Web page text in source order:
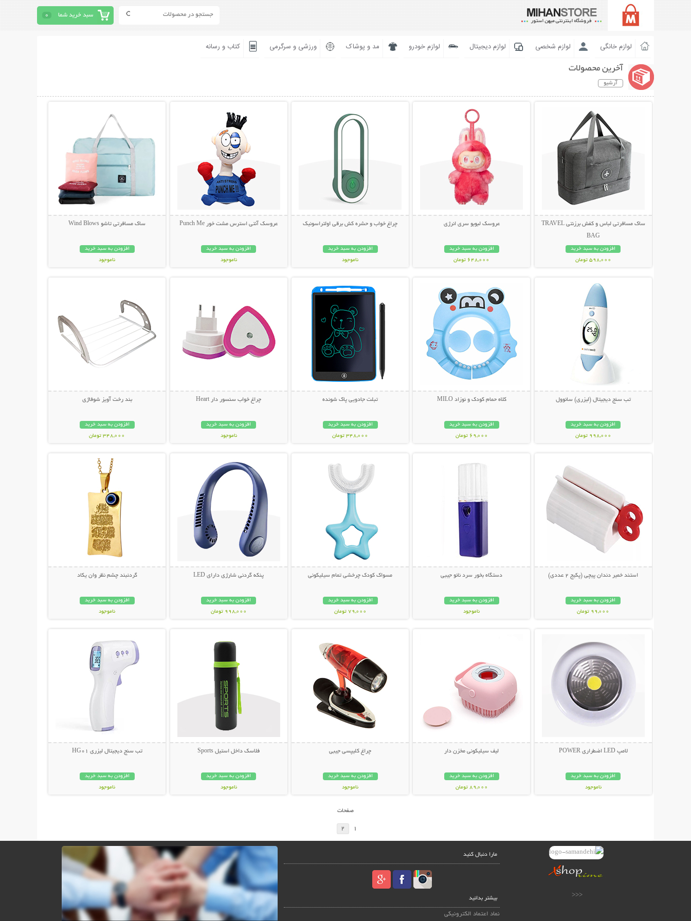
سبد خرید شما 0
لوازم خانگی لوازم شخصی لوازم دیجیتال لوازم خودرو مد و پوشاک ورزشی و سرگرمی کتاب و رسانه
آخرین محصولات
آرشیو
ساک مسافرتی لباس و کفش برزنتی TRAVEL
BAG
افزودن به سبد خرید
598,000 تومان
عروسک لبوبو سری انرژی
افزودن به سبد خرید
648,000 تومان
چراغ خواب و حشره کش برقی اولتراسونیک
افزودن به سبد خرید
ناموجود
عروسک آنتی استرس مشت خور Punch Me
افزودن به سبد خرید
ناموجود
ساک مسافرتی تاشو Wind Blows
افزودن به سبد خرید
ناموجود
تب سنج دیجیتال (لیزری) سانوول
افزودن به سبد خرید
998,000 تومان
کلاه حمام کودک و نوزاد MILO
افزودن به سبد خرید
69,000 تومان
تبلت جادویی پاک شونده
افزودن به سبد خرید
348,000 تومان
چراغ خواب سنسور دار Heart
افزودن به سبد خرید
ناموجود
بند رخت آویز شوفاژی
افزودن به سبد خرید
348,000 تومان
استند خمیر دندان پیچی (پکیج 2 عددی)
افزودن به سبد خرید
99,000 تومان
دستگاه بخور سرد نانو جیبی
افزودن به سبد خرید
ناموجود
مسواک کودک چرخشی تمام سیلیکونی
افزودن به سبد خرید
79,000 تومان
پنکه گردنی شارژی دارای LED
افزودن به سبد خرید
998,000 تومان
گردنبند چشم نظر وان یکاد
افزودن به سبد خرید
ناموجود
لامپ LED اضطراری POWER
افزودن به سبد خرید
ناموجود
لیف سیلیکونی مخزن دار
افزودن به سبد خرید
89,000 تومان
چراغ کلیپسی جیبی
افزودن به سبد خرید
ناموجود
فلاسک داخل استیل Sports
افزودن به سبد خرید
ناموجود
تب سنج دیجیتال لیزری HG01
افزودن به سبد خرید
ناموجود
صفحات
1
2
<<<
مارا دنبال کنید
بیشتر بدانید
نماد اعتماد الکترونیکی